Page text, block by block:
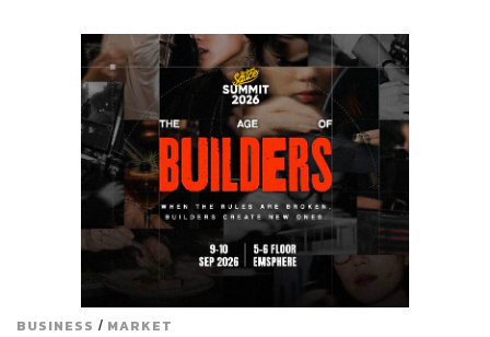
BUSINESS / MARKET